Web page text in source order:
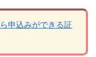
申込みができる証